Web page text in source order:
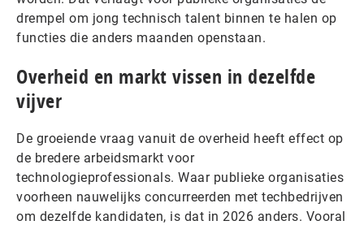
drempel om jong technisch talent binnen te halen op
functies die anders maanden openstaan.
Overheid en markt vissen in dezelfde
vijver
De groeiende vraag vanuit de overheid heeft effect op
de bredere arbeidsmarkt voor
technologieprofessionals. Waar publieke organisaties
voorheen nauwelijks concurreerden met techbedrijven
om dezelfde kandidaten, is dat in 2026 anders. Vooral